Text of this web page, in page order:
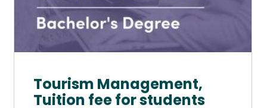
Tourism Management,
Tuition fee for students